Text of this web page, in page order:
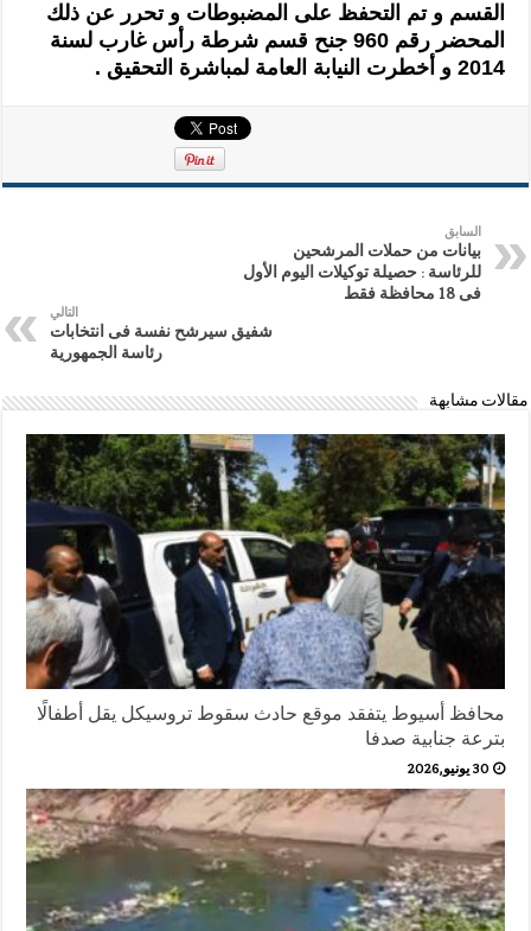
القسم و تم التحفظ على المضبوطات و تحرر عن ذلك
المحضر رقم 960 جنح قسم شرطة رأس غارب لسنة
2014 و أخطرت النيابة العامة لمباشرة التحقيق .
السابق
بيانات من حملات المرشحين
للرئاسة : حصيلة توكيلات اليوم اﻷول
فى 18 محافظة فقط
التالي
شفيق سيرشح نفسة فى انتخابات
رئاسة الجمهورية
مقالات مشابهة
محافظ أسيوط يتفقد موقع حادث سقوط تروسيكل يقل أطفالًا
بترعة جنابية صدفا
30 يونيو,2026